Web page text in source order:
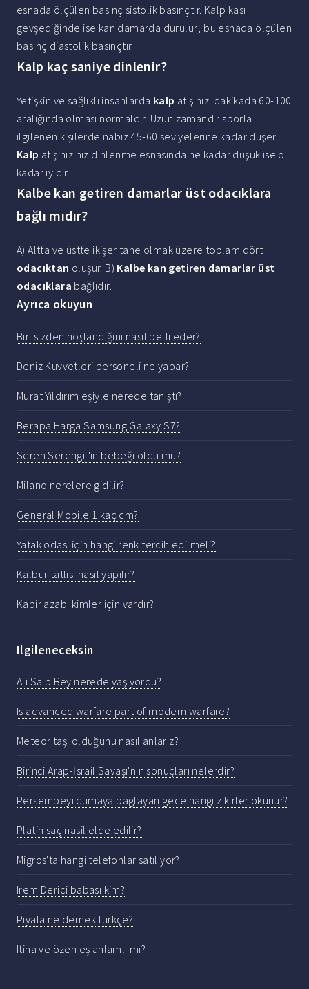
esnada ölçülen basınç sistolik basınçtır. Kalp kası
gevşediğinde ise kan damarda durulur; bu esnada ölçülen
basınç diastolik basınçtır.
Kalp kaç saniye dinlenir?
Yetişkin ve sağlıklı insanlarda kalp atış hızı dakikada 60-100
aralığında olması normaldir. Uzun zamandır sporla
ilgilenen kişilerde nabız 45-60 seviyelerine kadar düşer.
Kalp atış hızınız dinlenme esnasında ne kadar düşük ise o
kadar iyidir.
Kalbe kan getiren damarlar üst odacıklara
bağlı mıdır?
A) Altta ve üstte ikişer tane olmak üzere toplam dört
odacıktan oluşur. B) Kalbe kan getiren damarlar üst
odacıklara bağlıdır.
Ayrıca okuyun
Biri sizden hoşlandığını nasıl belli eder?
Deniz Kuvvetleri personeli ne yapar?
Murat Yıldırım eşiyle nerede tanıştı?
Berapa Harga Samsung Galaxy S7?
Seren Serengil'in bebeği oldu mu?
Milano nerelere gidilir?
General Mobile 1 kaç cm?
Yatak odası için hangi renk tercih edilmeli?
Kalbur tatlısı nasıl yapılır?
Kabir azabı kimler için vardır?
Ilgileneceksin
Ali Saip Bey nerede yaşıyordu?
Is advanced warfare part of modern warfare?
Meteor taşı olduğunu nasıl anlarız?
Birinci Arap-İsrail Savaşı'nın sonuçları nelerdir?
Persembeyi cumaya baglayan gece hangi zikirler okunur?
Platin saç nasil elde edilir?
Migros'ta hangi telefonlar satılıyor?
Irem Derici babası kim?
Piyala ne demek türkçe?
Itina ve özen eş anlamlı mı?